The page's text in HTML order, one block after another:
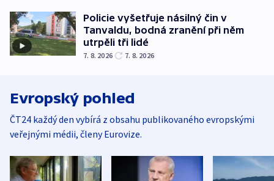
Policie vyšetřuje násilný čin v
Tanvaldu, bodná zranění při něm
utrpěli tři lidé
7. 8. 2026 7. 8. 2026
Evropský pohled
ČT24 každý den vybírá z obsahu publikovaného evropskými
veřejnými médii, členy Eurovize.